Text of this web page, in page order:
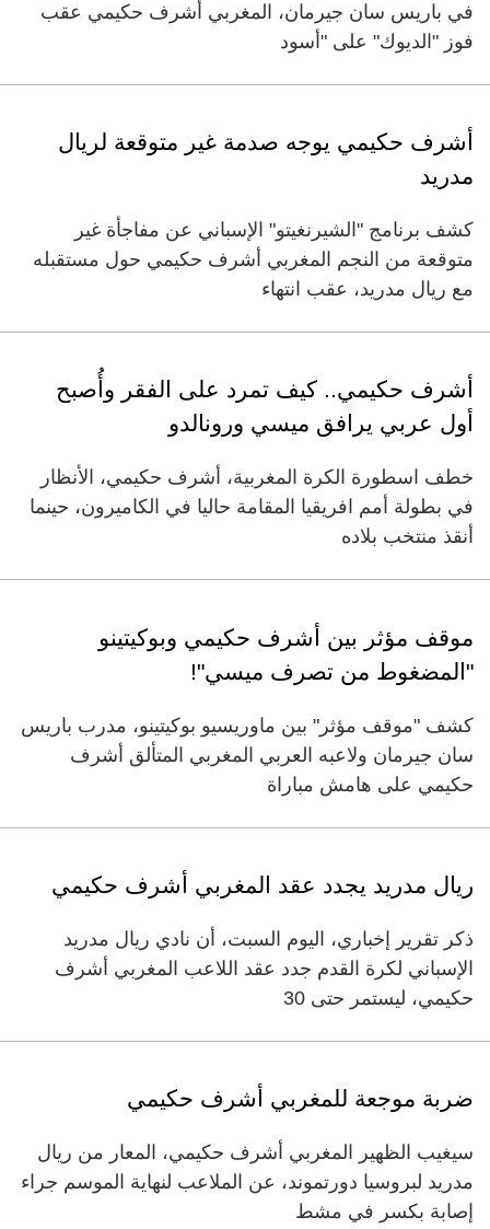
في باريس سان جيرمان، المغربي أشرف حكيمي عقب
فوز "الديوك" على "أسود
أشرف حكيمي يوجه صدمة غير متوقعة لريال
مدريد
كشف برنامج "الشيرنغيتو" الإسباني عن مفاجأة غير
متوقعة من النجم المغربي أشرف حكيمي حول مستقبله
مع ريال مدريد، عقب انتهاء
أشرف حكيمي.. كيف تمرد على الفقر وأُصبح
أول عربي يرافق ميسي ورونالدو
خطف اسطورة الكرة المغربية، أشرف حكيمي، الأنظار
في بطولة أمم افريقيا المقامة حاليا في الكاميرون، حينما
أنقذ منتخب بلاده
موقف مؤثر بين أشرف حكيمي وبوكيتينو
"المضغوط من تصرف ميسي"!
كشف "موقف مؤثر" بين ماوريسيو بوكيتينو، مدرب باريس
سان جيرمان ولاعبه العربي المغربي المتألق أشرف
حكيمي على هامش مباراة
ريال مدريد يجدد عقد المغربي أشرف حكيمي
ذكر تقرير إخباري، اليوم السبت، أن نادي ريال مدريد
الإسباني لكرة القدم جدد عقد اللاعب المغربي أشرف
حكيمي، ليستمر حتى 30
ضربة موجعة للمغربي أشرف حكيمي
سيغيب الظهير المغربي أشرف حكيمي، المعار من ريال
مدريد لبروسيا دورتموند، عن الملاعب لنهاية الموسم جراء
إصابة بكسر في مشط